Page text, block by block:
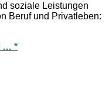
soziale Leistungen
Beruf und Privatleben:
… *